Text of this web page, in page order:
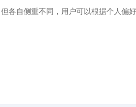
各自侧重不同，用户可以根据个人偏